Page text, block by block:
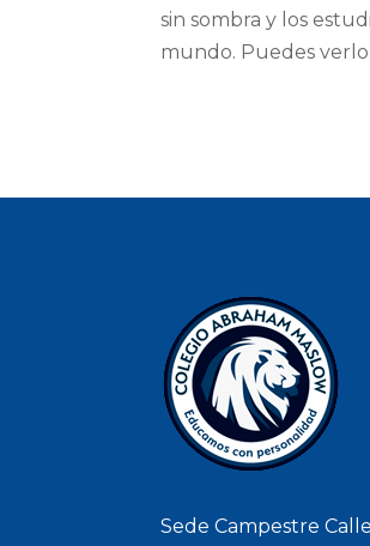
sin sombra y los
mundo. Puedes verlo
Sede Campestre